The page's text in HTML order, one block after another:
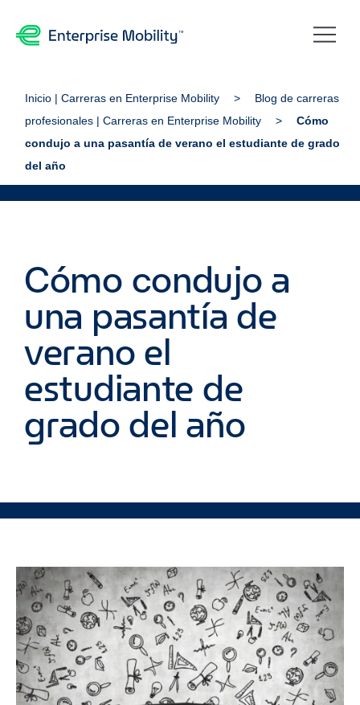
Inicio | Carreras en Enterprise Mobility
Blog de carreras
profesionales | Carreras en Enterprise Mobility
Cómo
condujo a una pasantía de verano el estudiante de grado
del año
Cómo condujo a
una pasantía de
verano el
estudiante de
grado del año